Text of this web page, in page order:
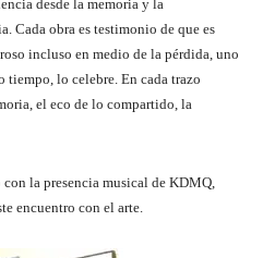
desde la memoria y la
Cada obra es testimonio de que es
incluso en medio de la pérdida, uno
tiempo, lo celebre. En cada trazo
el eco de lo compartido, la
la presencia musical de KDMQ,
encuentro con el arte.